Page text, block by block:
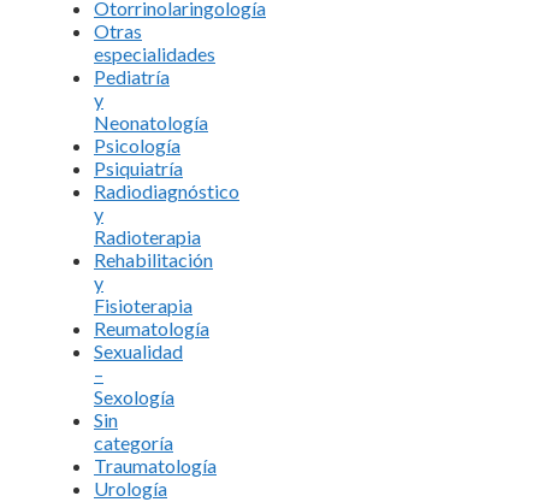
Otorrinolaringología
Otras
especialidades
Pediatría
y
Neonatología
Psicología
Psiquiatría
Radiodiagnóstico
y
Radioterapia
Rehabilitación
y
Fisioterapia
Reumatología
Sexualidad
–
Sexología
Sin
categoría
Traumatología
Urología